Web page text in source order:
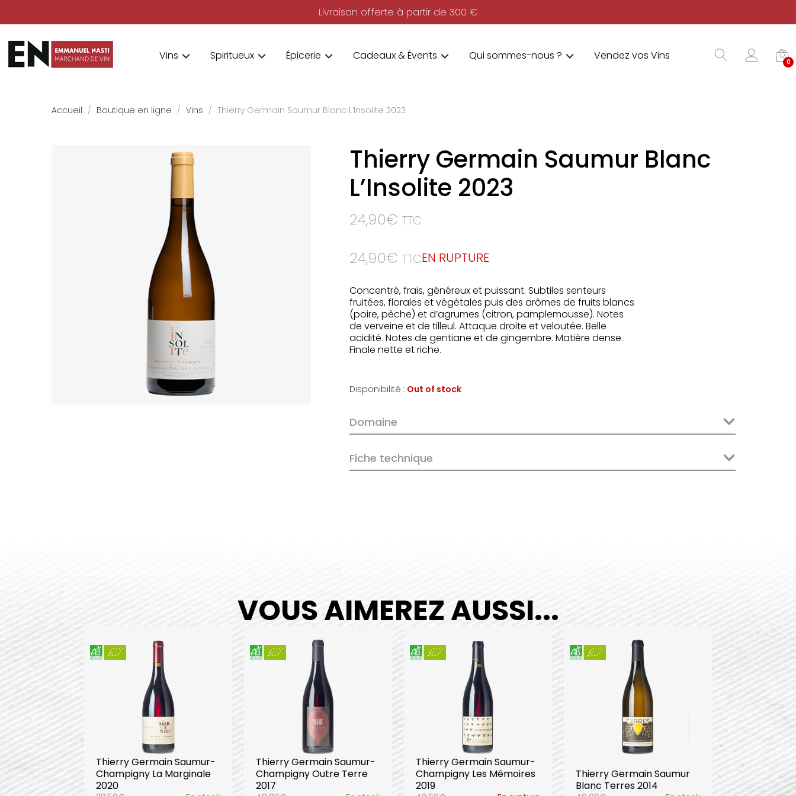
Livraison offerte à partir de 300 €
Vins Spiritueux Épicerie Cadeaux & Évents Qui sommes-nous ? Vendez vos Vins 0
Accueil Boutique en ligne Vins Thierry Germain Saumur Blanc L’Insolite 2023
Thierry Germain Saumur Blanc
L’Insolite 2023
24,90€ TTC
24,90€ TTCEN RUPTURE
Concentré, frais, généreux et puissant. Subtiles senteurs
fruitées, florales et végétales puis des arômes de fruits blancs
(poire, pêche) et d’agrumes (citron, pamplemousse). Notes
de verveine et de tilleul. Attaque droite et veloutée. Belle
acidité. Notes de gentiane et de gingembre. Matière dense.
Finale nette et riche.
Disponibilité : Out of stock
Domaine
Fiche technique
VOUS AIMEREZ AUSSI...
Thierry Germain Saumur-
Champigny La Marginale
2020
Thierry Germain Saumur-
Champigny Outre Terre
2017
Thierry Germain Saumur-
Champigny Les Mémoires
2019
Thierry Germain Saumur
Blanc Terres 2014